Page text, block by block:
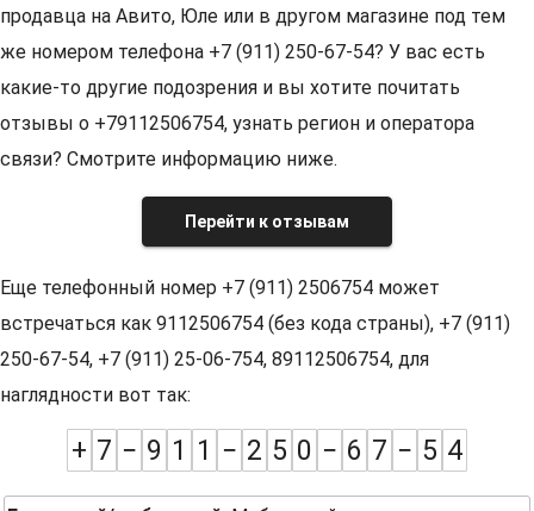
продавца на Авито, Юле или в другом магазине под тем
же номером телефона +7 (911) 250-67-54? У вас есть
какие-то другие подозрения и вы хотите почитать
отзывы о +79112506754, узнать регион и оператора
связи? Смотрите информацию ниже.
Перейти к отзывам
Еще телефонный номер +7 (911) 2506754 может
встречаться как 9112506754 (без кода страны), +7 (911)
250-67-54, +7 (911) 25-06-754, 89112506754, для
наглядности вот так:
+ 7 − 9 1 1 − 2 5 0 − 6 7 − 5 4